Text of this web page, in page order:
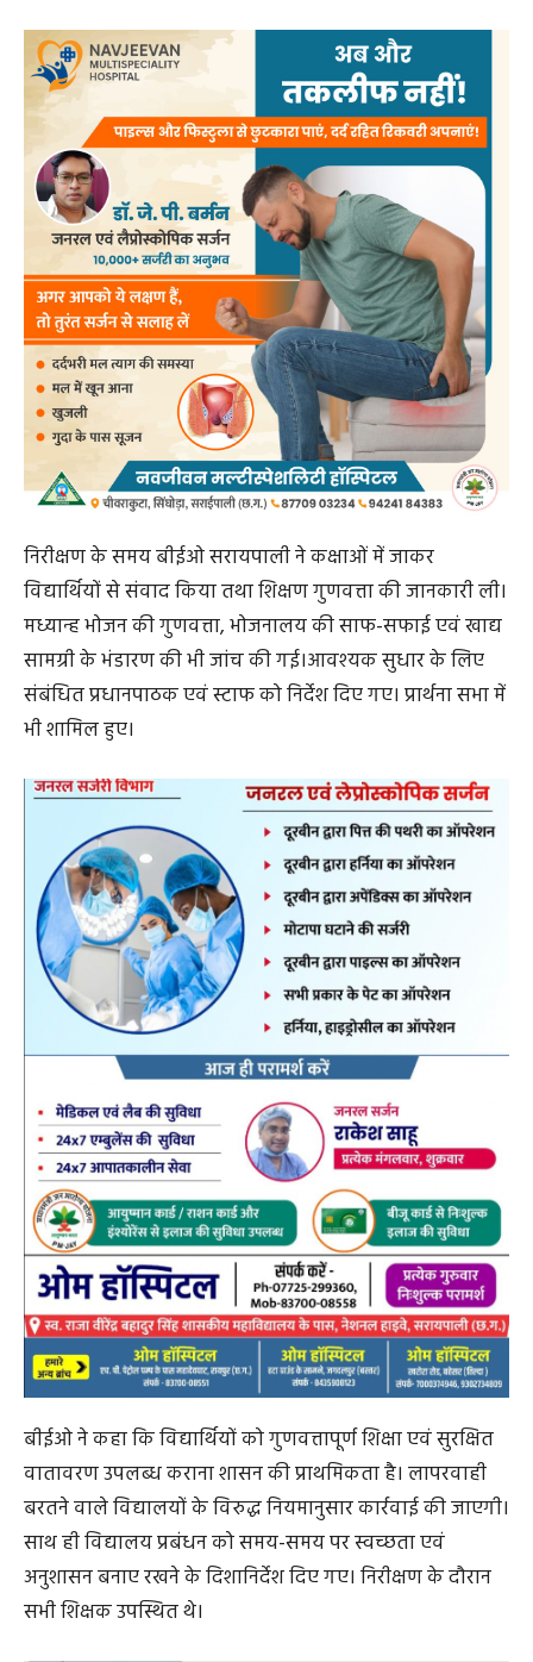
निरीक्षण के समय बीईओ सरायपाली ने कक्षाओं में जाकर
विद्यार्थियों से संवाद किया तथा शिक्षण गुणवत्ता की जानकारी ली।
मध्यान्ह भोजन की गुणवत्ता, भोजनालय की साफ-सफाई एवं खाद्य
सामग्री के भंडारण की भी जांच की गई।आवश्यक सुधार के लिए
संबंधित प्रधानपाठक एवं स्टाफ को निर्देश दिए गए। प्रार्थना सभा में
भी शामिल हुए।
बीईओ ने कहा कि विद्यार्थियों को गुणवत्तापूर्ण शिक्षा एवं सुरक्षित
वातावरण उपलब्ध कराना शासन की प्राथमिकता है। लापरवाही
बरतने वाले विद्यालयों के विरुद्ध नियमानुसार कार्रवाई की जाएगी।
साथ ही विद्यालय प्रबंधन को समय-समय पर स्वच्छता एवं
अनुशासन बनाए रखने के दिशानिर्देश दिए गए। निरीक्षण के दौरान
सभी शिक्षक उपस्थित थे।